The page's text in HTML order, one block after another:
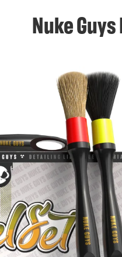
Nuke